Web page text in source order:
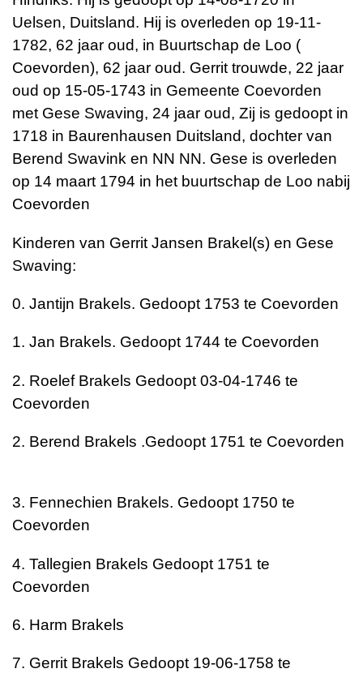
Uelsen, Duitsland. Hij is overleden op 19-11-
1782, 62 jaar oud, in Buurtschap de Loo (
Coevorden), 62 jaar oud. Gerrit trouwde, 22 jaar
oud op 15-05-1743 in Gemeente Coevorden
met Gese Swaving, 24 jaar oud, Zij is gedoopt in
1718 in Baurenhausen Duitsland, dochter van
Berend Swavink en NN NN. Gese is overleden
op 14 maart 1794 in het buurtschap de Loo nabij
Coevorden
Kinderen van Gerrit Jansen Brakel(s) en Gese
Swaving:
0. Jantijn Brakels. Gedoopt 1753 te Coevorden
1. Jan Brakels. Gedoopt 1744 te Coevorden
2. Roelef Brakels Gedoopt 03-04-1746 te
Coevorden
2. Berend Brakels .Gedoopt 1751 te Coevorden
3. Fennechien Brakels. Gedoopt 1750 te
Coevorden
4. Tallegien Brakels Gedoopt 1751 te
Coevorden
6. Harm Brakels
7. Gerrit Brakels Gedoopt 19-06-1758 te